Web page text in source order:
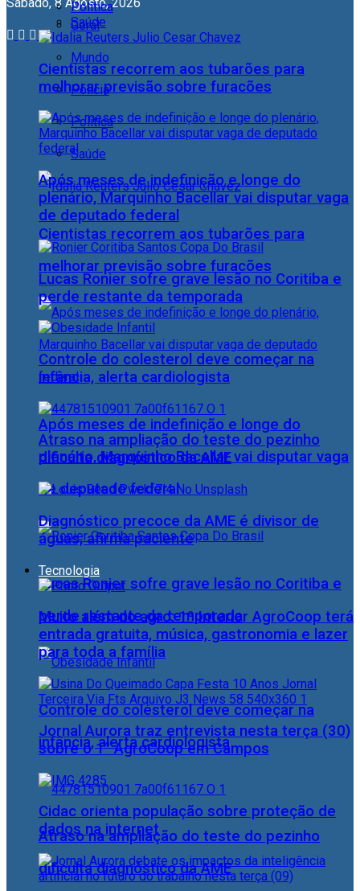
Geral
Mundo
Polícia
Política
Saúde
Cientistas recorrem aos tubarões para
melhorar previsão sobre furacões
Após meses de indefinição e longe do
plenário, Marquinho Bacellar vai disputar vaga
de deputado federal
Lucas Ronier sofre grave lesão no Coritiba e
perde restante da temporada
Controle do colesterol deve começar na
infância, alerta cardiologista
Atraso na ampliação do teste do pezinho
dificulta diagnóstico da AME
Política
Saúde
Cientistas recorrem aos tubarões para
melhorar previsão sobre furacões
Após meses de indefinição e longe do
plenário, Marquinho Bacellar vai disputar vaga
de deputado federal
Lucas Ronier sofre grave lesão no Coritiba e
perde restante da temporada
Controle do colesterol deve começar na
infância, alerta cardiologista
Atraso na ampliação do teste do pezinho
dificulta diagnóstico da AME
Diagnóstico precoce da AME é divisor de
águas, afirma paciente
Tecnologia
Muito além do agro: 1º Interior AgroCoop terá
entrada gratuita, música, gastronomia e lazer
para toda a família
Jornal Aurora traz entrevista nesta terça (30)
sobre o 1° AgroCoop em Campos
Cidac orienta população sobre proteção de
dados na internet